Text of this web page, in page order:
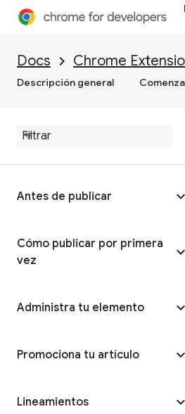
Docs Chrome
Descripción general
Antes de publicar
Cómo publicar por primera
vez
Administra tu elemento
Promociona tu artículo
Lineamientos